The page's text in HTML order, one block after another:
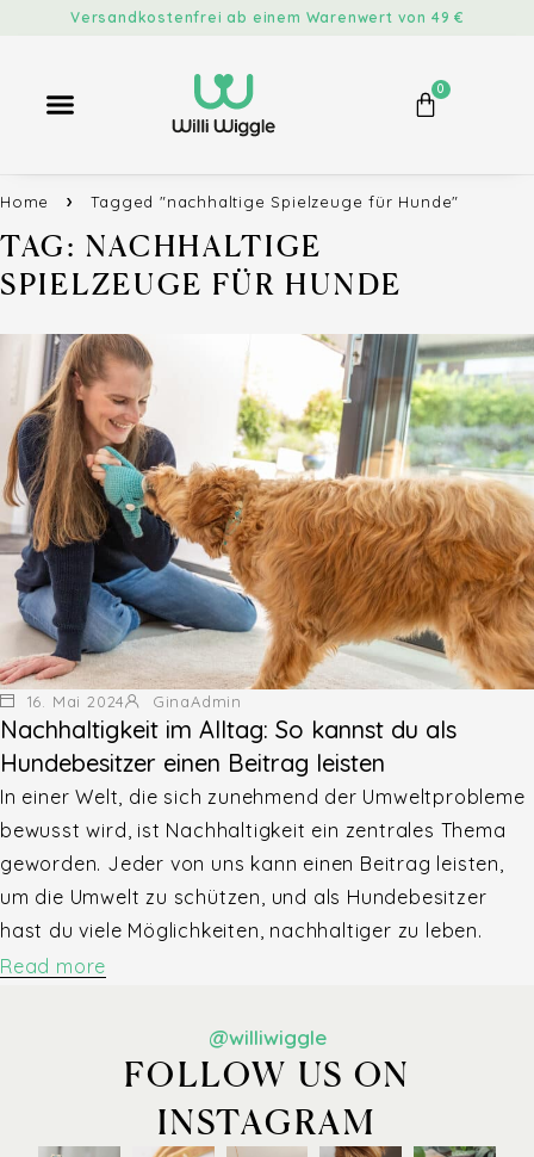
Versandkostenfrei ab einem Warenwert von 49 €
0
Home Tagged "nachhaltige Spielzeuge für Hunde"
TAG: NACHHALTIGE
SPIELZEUGE FÜR HUNDE
16. Mai 2024 GinaAdmin
Nachhaltigkeit im Alltag: So kannst du als
Hundebesitzer einen Beitrag leisten
In einer Welt, die sich zunehmend der Umweltprobleme
bewusst wird, ist Nachhaltigkeit ein zentrales Thema
geworden. Jeder von uns kann einen Beitrag leisten,
um die Umwelt zu schützen, und als Hundebesitzer
hast du viele Möglichkeiten, nachhaltiger zu leben.
Read more
@williwiggle
FOLLOW US ON
INSTAGRAM